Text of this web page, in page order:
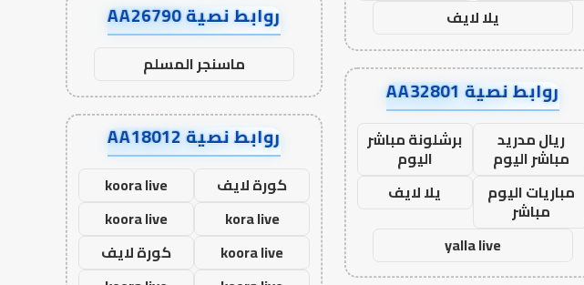
يلا لايف
روابط نصية AA32801
ريال مدريد
مباشر اليوم
برشلونة مباشر
اليوم
مباريات اليوم
مباشر
يلا لايف
yalla live
روابط نصية AA26790
ماسنجر المسلم
روابط نصية AA18012
كورة لايف
koora live
kora live
koora live
koora live
كورة لايف